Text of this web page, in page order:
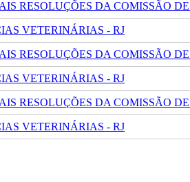
RESOLUÇÕES DA COMISSÃO
VETERINÁRIAS - RJ
RESOLUÇÕES DA COMISSÃO
VETERINÁRIAS - RJ
RESOLUÇÕES DA COMISSÃO
VETERINÁRIAS - RJ